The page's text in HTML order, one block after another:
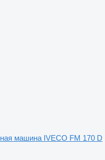
машина IVECO FM 170 D